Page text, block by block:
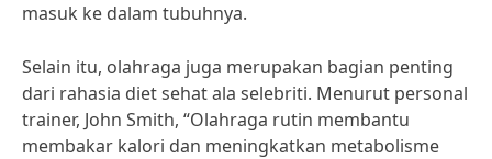
masuk ke dalam tubuhnya.
Selain itu, olahraga juga merupakan bagian penting
dari rahasia diet sehat ala selebriti. Menurut personal
trainer, John Smith, “Olahraga rutin membantu
membakar kalori dan meningkatkan metabolisme